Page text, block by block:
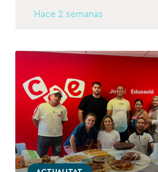
Hace 2 semanas